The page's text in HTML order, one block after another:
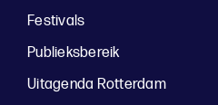
Festivals
Publieksbereik
Uitagenda Rotterdam